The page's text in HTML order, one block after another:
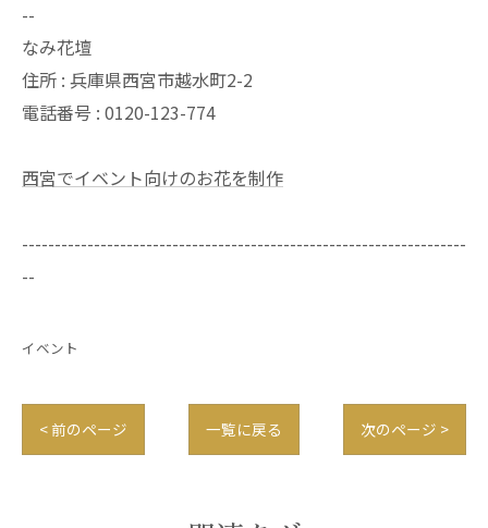
--
なみ花壇
住所 : 兵庫県西宮市越水町2-2
電話番号 : 0120-123-774
西宮でイベント向けのお花を制作
--------------------------------------------------------------------
--
イベント
< 前のページ 一覧に戻る 次のページ >